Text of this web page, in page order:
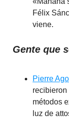
Félix
viene.
Gente que
Pierre
métodos
luz de